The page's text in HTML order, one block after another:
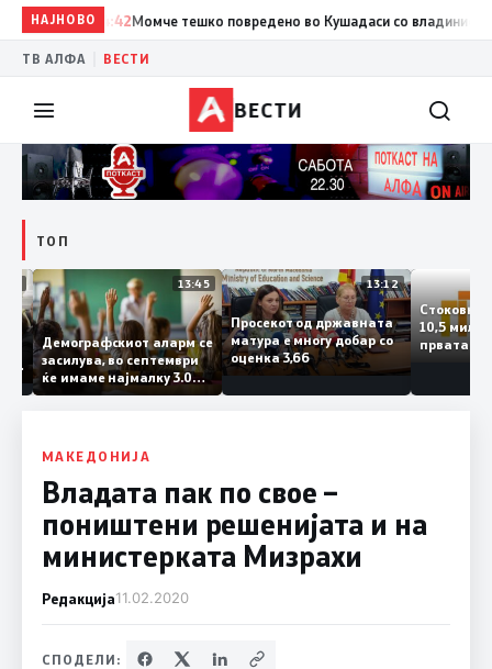
НАЈНОВО
14:42 Момче тешко повредено во Кушадаси со владиниот
ТВ АЛФА ВЕСТИ
ВЕСТИ
ТОП
14:12 13:45
Демографскиот аларм се
засилува, во септември
ќе имаме најмалку 3.000
првачиња помалку
13:12
Просекот од државната
матура е многу добар со
оценка 3,66
10,5
МАКЕДОНИЈА
Владата пак по свое –
поништени решенијата и на
министерката Мизрахи
Редакција11.02.2020
СПОДЕЛИ: